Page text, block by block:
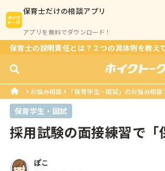
保育士だけの相談アプリ
アプリを無料でダウンロード！
保育士の説明責任とは？２つの具体例を教え
お悩み相談 「保育学生・国試」のお悩み相談
保育学生・国試
採用試験の面接練習で「
ぽこ